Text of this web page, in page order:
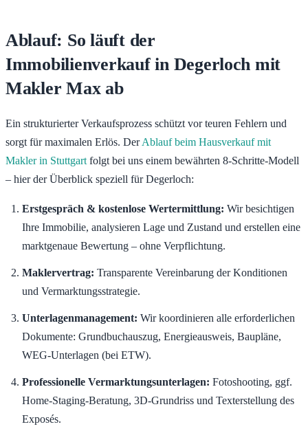
Ablauf: So läuft der
Immobilienverkauf in Degerloch mit
Makler Max ab
Ein strukturierter Verkaufsprozess schützt vor teuren Fehlern und
sorgt für maximalen Erlös. DerAblauf beim Hausverkauf mit
Makler in Stuttgart folgt bei uns einem bewährten 8-Schritte-Modell
– hier der Überblick speziell für Degerloch:
Erstgespräch & kostenlose Wertermittlung: Wir besichtigen
Ihre Immobilie, analysieren Lage und Zustand und erstellen eine
marktgenaue Bewertung – ohne Verpflichtung.
Maklervertrag: Transparente Vereinbarung der Konditionen
und Vermarktungsstrategie.
Unterlagenmanagement: Wir koordinieren alle erforderlichen
Dokumente: Grundbuchauszug, Energieausweis, Baupläne,
WEG-Unterlagen (bei ETW).
Professionelle Vermarktungsunterlagen: Fotoshooting, ggf.
Home-Staging-Beratung, 3D-Grundriss und Texterstellung des
Exposés.